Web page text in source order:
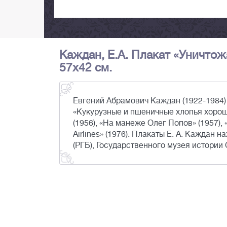
Каждан, Е.А. Плакат
57х42 см.
Евгений Абрамович Каждан (1922-
«Кукурузные и пшеничные хлопья
(1956), «На манеже Олег Попов»
Airlines» (1976). Плакаты Е. А. Каждан
(РГБ), Государственного музея истории